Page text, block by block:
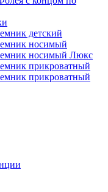
детский
носимый
носимый Люкс
прикроватный
прикроватный